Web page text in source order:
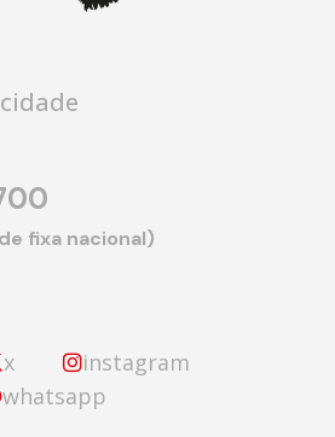
fixa nacional)
x
instagram
whatsapp